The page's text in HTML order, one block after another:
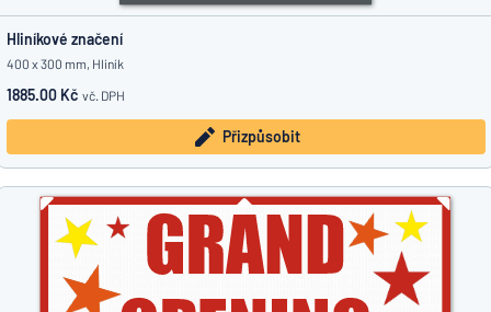
Hliníkové značení
400 x 300 mm, Hliník
1885.00 Kč vč. DPH
Přizpůsobit